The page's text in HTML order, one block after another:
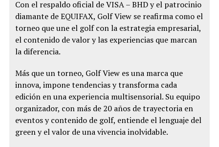
Con el respaldo oficial de VISA – BHD y el patrocinio
diamante de EQUIFAX, Golf View se reafirma como el
torneo que une el golf con la estrategia empresarial,
el contenido de valor y las experiencias que marcan
la diferencia.
Más que un torneo, Golf View es una marca que
innova, impone tendencias y transforma cada
edición en una experiencia multisensorial. Su equipo
organizador, con más de 20 años de trayectoria en
eventos y contenido de golf, entiende el lenguaje del
green y el valor de una vivencia inolvidable.